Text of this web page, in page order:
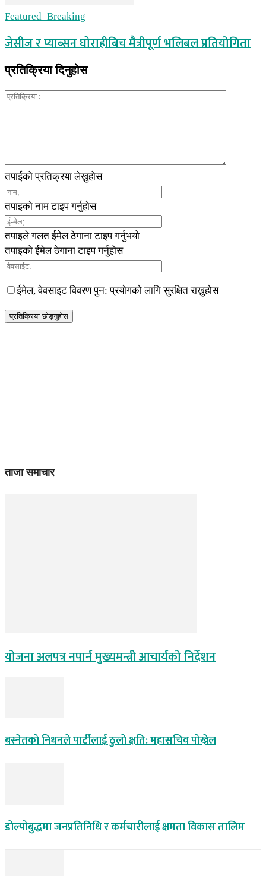
Featured_Breaking
जेसीज र प्याब्सन घाेराहीबिच मैत्रीपूर्ण भलिबल प्रतियोगिता
प्रतिक्रिया दिनुहोस
तपाईको प्रतिक्रया लेख्नुहोस
तपाइको नाम टाइप गर्नुहोस
तपाइले गलत ईमेल ठेगाना टाइप गर्नुभयो
तपाइको ईमेल ठेगाना टाइप गर्नुहोस
ईमेल, वेवसाइट विवरण पुन: प्रयोगको लागि सुरक्षित राख्नुहोस
ताजा समाचार
योजना अलपत्र नपार्न मुख्यमन्त्री आचार्यको निर्देशन
बस्नेतकाे निधनले पार्टीलाई ठुलाे क्षति: महासचिव पाेख्रेल
डोल्पोबुद्धमा जनप्रतिनिधि र कर्मचारीलाई क्षमता विकास तालिम